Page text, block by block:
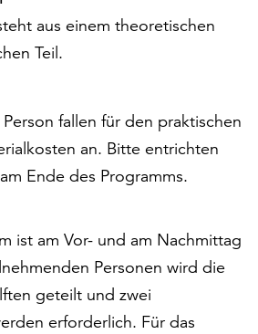
aus einem theoretischen
Teil.
fallen für den praktischen
an. Bitte entrichten
Ende des Programms.
ist am Vor- und am Nachmittag
Personen wird die
geteilt und zwei
erforderlich. Für das